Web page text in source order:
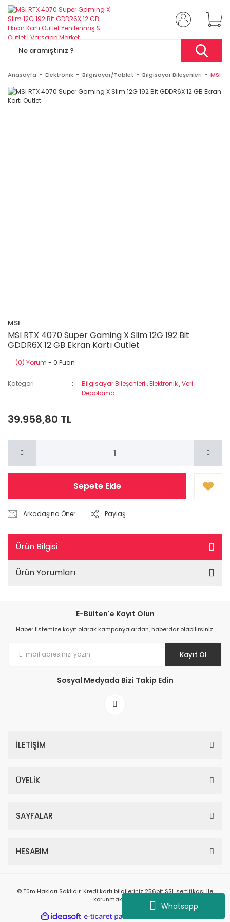
Whatsapp
Anasayfa Elektronik Bilgisayar/Tablet Bilgisayar Bileşenleri MSI
MSI
MSI RTX 4070 Super Gaming X Slim 12G 192 Bit
GDDR6X 12 GB Ekran Kartı Outlet
(0) Yorum - 0 Puan
Kategori Bilgisayar Bileşenleri ,Elektronik,Veri
Depolama
39.958,80 TL
Sepete Ekle
Arkadaşına Öner Paylaş
Ürün Bilgisi
Ürün Yorumları
E-Bülten'e Kayıt Olun
Haber listemize kayıt olarak kampanyalardan, haberdar olabilirsiniz.
Kayıt Ol
Sosyal Medyada Bizi Takip Edin
İLETİŞİM
ÜYELİK
SAYFALAR
HESABIM
© Tüm Hakları Saklıdır. Kredi kartı bilgileriniz 256bit SSL sertifikası ile
korunmaktadır.
ideasoft